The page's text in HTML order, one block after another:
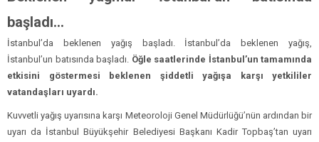
başladı…
İstanbul’da beklenen yağış başladı. İstanbul’da beklenen yağış,
İstanbul’un batısında başladı. Öğle saatlerinde İstanbul’un tamamında
etkisini göstermesi beklenen şiddetli yağışa karşı yetkililer
vatandaşları uyardı.
Kuvvetli yağış uyarısına karşı Meteoroloji Genel Müdürlüğü’nün ardından bir
uyarı da İstanbul Büyükşehir Belediyesi Başkanı Kadir Topbaş’tan uyarı